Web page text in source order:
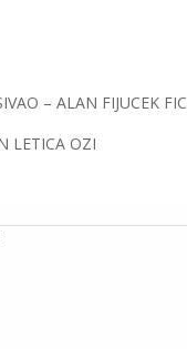
– ALAN FIJUCEK FIC
LETICA OZI